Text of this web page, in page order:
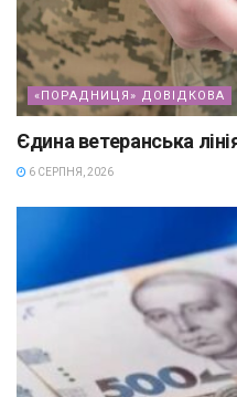
«ПОРАДНИЦЯ» ДОВІДКОВА
Єдина ветеранська
6 СЕРПНЯ, 2026